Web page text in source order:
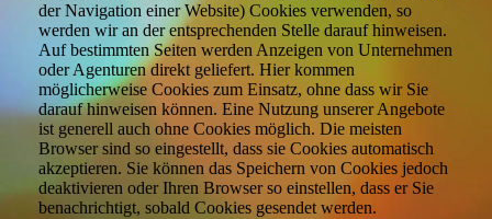
der Navigation einer Website) Cookies verwenden, so
werden wir an der entsprechenden Stelle darauf hinweisen.
Auf bestimmten Seiten werden Anzeigen von Unternehmen
oder Agenturen direkt geliefert. Hier kommen
möglicherweise Cookies zum Einsatz, ohne dass wir Sie
darauf hinweisen können. Eine Nutzung unserer Angebote
ist generell auch ohne Cookies möglich. Die meisten
Browser sind so eingestellt, dass sie Cookies automatisch
akzeptieren. Sie können das Speichern von Cookies jedoch
deaktivieren oder Ihren Browser so einstellen, dass er Sie
benachrichtigt, sobald Cookies gesendet werden.